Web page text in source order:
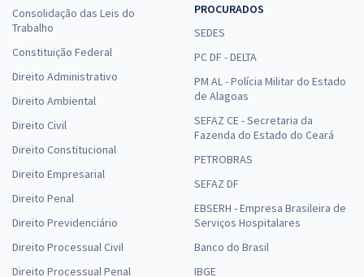
Consolidação das Leis do
Trabalho
Constituição Federal
Direito Administrativo
Direito Ambiental
Direito Civil
Direito Constitucional
Direito Empresarial
Direito Penal
Direito Previdenciário
Direito Processual Civil
Direito Processual Penal
PROCURADOS
SEDES
PC DF - DELTA
PM AL - Polícia Militar do Estado
de Alagoas
SEFAZ CE - Secretaria da
Fazenda do Estado do Ceará
PETROBRAS
SEFAZ DF
EBSERH - Empresa Brasileira de
Serviços Hospitalares
Banco do Brasil
IBGE